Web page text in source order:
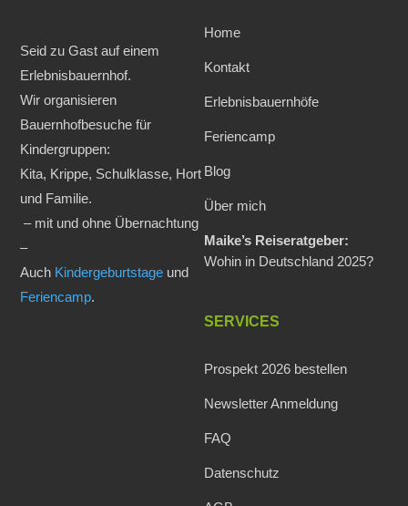
Seid zu Gast auf einem
Erlebnisbauernhof.
Wir organisieren
Bauernhofbesuche für
Kindergruppen:
Kita, Krippe, Schulklasse, Hort
und Familie.
– mit und ohne Übernachtung
–
Auch Kindergeburtstage und
Feriencamp.
Home
Kontakt
Erlebnisbauernhöfe
Feriencamp
Blog
Über mich
Maike’s Reiseratgeber:
Wohin in Deutschland 2025?
SERVICES
Prospekt 2026 bestellen
Newsletter Anmeldung
FAQ
Datenschutz